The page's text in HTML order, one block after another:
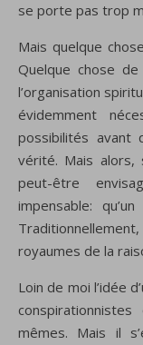
se porte pas trop
Mais quelque
Quelque chose
l’organisation
évidemment
possibilités avant
vérité. Mais alors,
peut-être
impensable:
royaumes de la
Loin de moi l’idée
mêmes. Mais il